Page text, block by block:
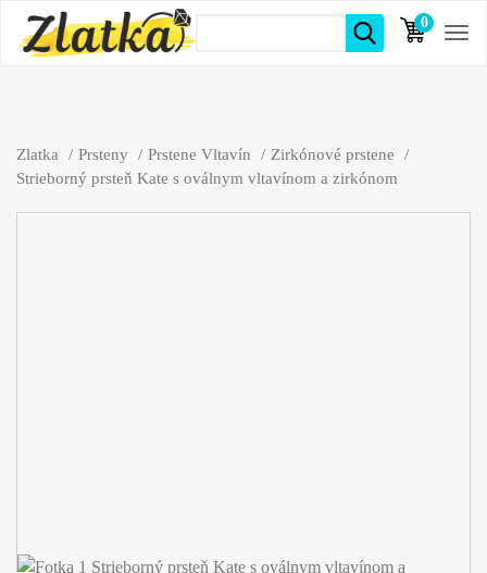
0
položiek
Zlatka Prsteny Prstene Vltavín
Zirkónové prstene
Strieborný prsteň Kate s oválnym vltavínom a zirkónom